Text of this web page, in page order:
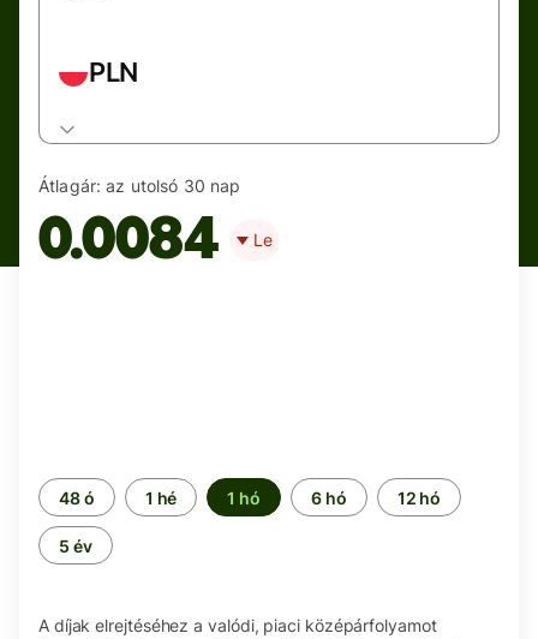
PLN
Átlagár: az utolsó 30 nap
0.0084 Le
Időszak
48 ó 1 hé 1 hó 6 hó 12 hó
5 év
A díjak elrejtéséhez a valódi, piaci középárfolyamot